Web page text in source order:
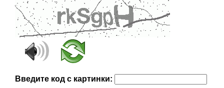
Введите код с картинки: